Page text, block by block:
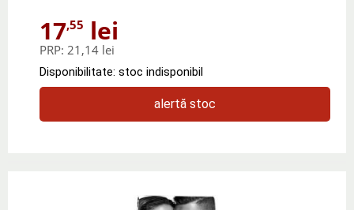
17,55 lei
PRP: 21,14 lei
Disponibilitate: stoc indisponibil
alertă stoc